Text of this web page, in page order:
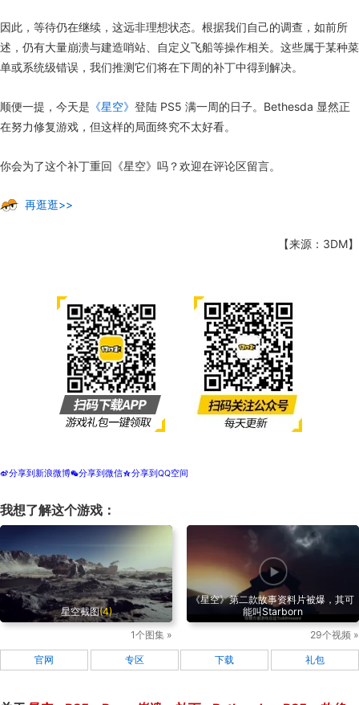
因此，等待仍在继续，这远非理想状态。根据我们自己的调查，如前所
述，仍有大量崩溃与建造哨站、自定义飞船等操作相关。这些属于某种菜
单或系统级错误，我们推测它们将在下周的补丁中得到解决。
顺便一提，今天是 《星空》 登陆 PS5 满一周的日子。Bethesda 显然正
在努力修复游戏，但这样的局面终究不太好看。
你会为了这个补丁重回《星空》吗？欢迎在评论区留言。
再逛逛>>
【来源：3DM】
t分享到新浪微博w分享到微信z分享到QQ空间
我想了解这个游戏：
星空截图(4)
1个图集 »
《星空》第二款故事资料片被爆，其可
能叫Starborn
29个视频 »
官网 专区 下载 礼包